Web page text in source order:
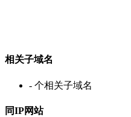
相关子域名
- 个相关子域名
同IP网站